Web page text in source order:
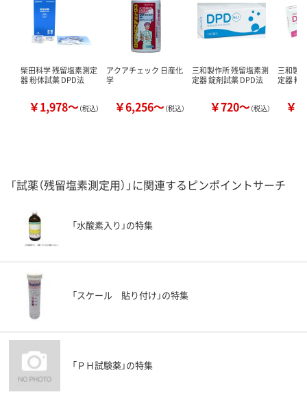
柴田科学 残留塩素測定
器 粉体試薬 DPD法
￥1,978～（税込）
アクアチェック 日産化
学
￥6,256～（税込）
三和製作所 残留塩素測
定器 錠剤試薬 DPD法
￥720～（税込）
三和製
定器 粉
￥
「試薬（残留塩素測定用）」に関連するピンポイントサーチ
「水酸素入り」の特集
「スケール 貼り付け」の特集
「ＰＨ試験薬」の特集